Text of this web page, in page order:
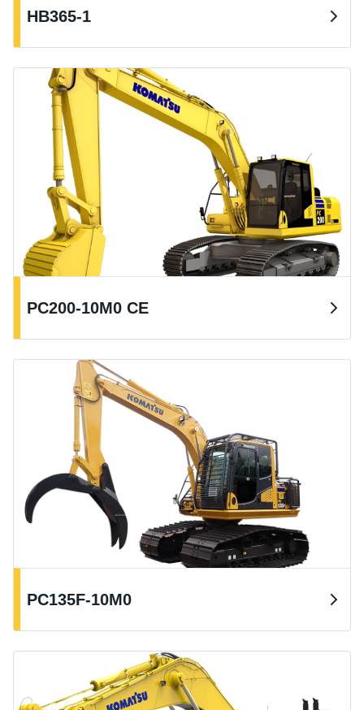
HB365-1
PC200-10M0 CE
PC135F-10M0